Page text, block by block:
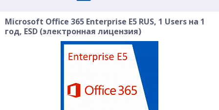
Microsoft Office 365 Enterprise E5 RUS, 1 Users на 1
год, ESD (электронная лицензия)